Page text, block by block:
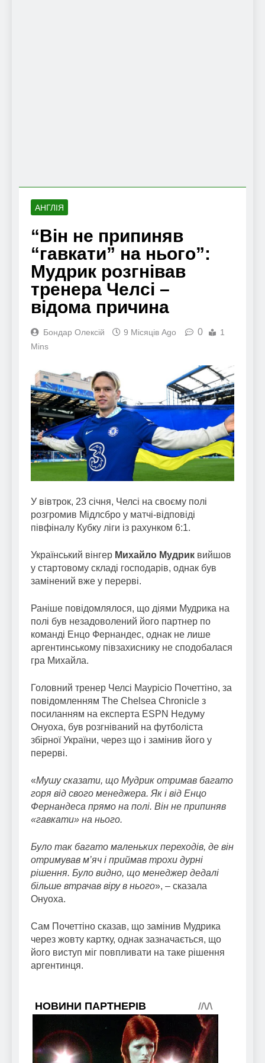
АНГЛІЯ
“Він не припиняв
“гавкати” на нього”:
Мудрик розгнівав
тренера Челсі –
відома причина
Бондар Олексій 9 Місяців Ago 0
1
Mins
У вівтрок, 23 січня, Челсі на своєму полі
розгромив Мідлсбро у матчі-відповіді
півфіналу Кубку ліги із рахунком 6:1.
Український вінгер Михайло Мудрик вийшов
у стартовому складі господарів, однак був
замінений вже у перерві.
Раніше повідомлялося, що діями Мудрика на
полі був незадоволений його партнер по
команді Енцо Фернандес, однак не лише
аргентинському півзахиснику не сподобалася
гра Михайла.
Головний тренер Челсі Маурісіо Почеттіно, за
повідомленням The Chelsea Chronicle з
посиланням на експерта ESPN Недуму
Онуоха, був розгніваний на футболіста
збірної України, через що і замінив його у
перерві.
«Мушу сказати, що Мудрик отримав багато
горя від свого менеджера. Як і від Енцо
Фернандеса прямо на полі. Він не припиняв
«гавкати» на нього.
Було так багато маленьких переходів, де він
отримував м’яч і приймав трохи дурні
рішення. Було видно, що менеджер дедалі
більше втрачав віру в нього», – сказала
Онуоха.
Сам Почеттіно сказав, що замінив Мудрика
через жовту картку, однак зазначається, що
його виступ міг повпливати на таке рішення
аргентинця.